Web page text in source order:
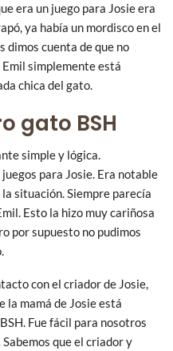
era un juego para Josie era
ya había un mordisco en el
dimos cuenta de que no
Emil simplemente está
chica del gato.
gato BSH
simple y lógica.
para Josie. Era notable
situación. Siempre parecía
Esto la hizo muy cariñosa
por supuesto no pudimos
con el criador de Josie,
la mamá de Josie está
Fue fácil para nosotros
Sabemos que el criador y